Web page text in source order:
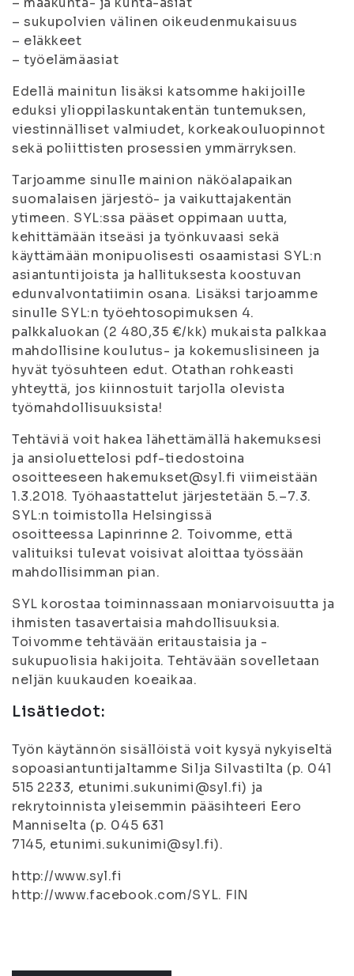
– sukupolvien välinen oikeudenmukaisuus
– eläkkeet
– työelämäasiat
Edellä mainitun lisäksi katsomme hakijoille
eduksi ylioppilaskuntakentän tuntemuksen,
viestinnälliset valmiudet, korkeakouluopinnot
sekä poliittisten prosessien ymmärryksen.
Tarjoamme sinulle mainion näköalapaikan
suomalaisen järjestö- ja vaikuttajakentän
ytimeen. SYL:ssa pääset oppimaan uutta,
kehittämään itseäsi ja työnkuvaasi sekä
käyttämään monipuolisesti osaamistasi SYL:n
asiantuntijoista ja hallituksesta koostuvan
edunvalvontatiimin osana. Lisäksi tarjoamme
sinulle SYL:n työehtosopimuksen 4.
palkkaluokan (2 480,35 €/kk) mukaista palkkaa
mahdollisine koulutus- ja kokemuslisineen ja
hyvät työsuhteen edut. Otathan rohkeasti
yhteyttä, jos kiinnostuit tarjolla olevista
työmahdollisuuksista!
Tehtäviä voit hakea lähettämällä hakemuksesi
ja ansioluettelosi pdf-tiedostoina
osoitteeseen hakemukset@syl.fi viimeistään
1.3.2018. Työhaastattelut järjestetään 5.–7.3.
SYL:n toimistolla Helsingissä
osoitteessa Lapinrinne 2. Toivomme, että
valituiksi tulevat voisivat aloittaa työssään
mahdollisimman pian.
SYL korostaa toiminnassaan moniarvoisuutta ja
ihmisten tasavertaisia mahdollisuuksia.
Toivomme tehtävään eritaustaisia ja -
sukupuolisia hakijoita. Tehtävään sovelletaan
neljän kuukauden koeaikaa.
Lisätiedot:
Työn käytännön sisällöistä voit kysyä nykyiseltä
sopoasiantuntijaltamme Silja Silvastilta (p. 041
515 2233, etunimi.sukunimi@syl.fi) ja
rekrytoinnista yleisemmin pääsihteeri Eero
Manniselta (p. 045 631
7145, etunimi.sukunimi@syl.fi).
http://www.syl.fi
http://www.facebook.com/SYL. FIN